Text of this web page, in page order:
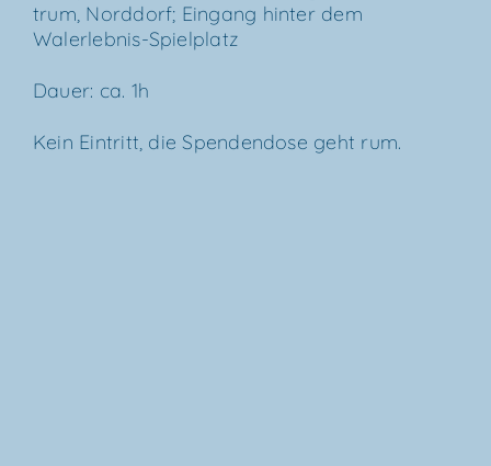
trum, Nord­dorf; Ein­gang hin­ter dem
Walerlebnis-Spielplatz
Dau­er: ca. 1h
Kein Ein­tritt, die Spen­den­do­se geht rum.